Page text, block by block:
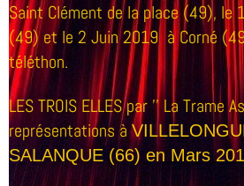
Saint Clément de la place (49), le
(49) et le 2 Juin 2019 à Corné
téléthon.
LES TROIS ELLES par '' La Trame
représentations à
SALANQUE (66) en Mars